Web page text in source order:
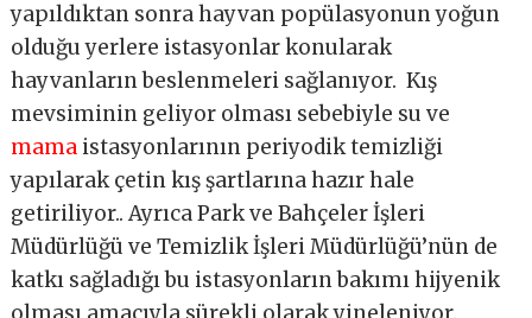
yapıldıktan sonra hayvan popülasyonun yoğun
olduğu yerlere istasyonlar konularak
hayvanların beslenmeleri sağlanıyor. Kış
mevsiminin geliyor olması sebebiyle su ve
mama istasyonlarının periyodik temizliği
yapılarak çetin kış şartlarına hazır hale
getiriliyor.. Ayrıca Park ve Bahçeler İşleri
Müdürlüğü ve Temizlik İşleri Müdürlüğü’nün de
katkı sağladığı bu istasyonların bakımı hijyenik